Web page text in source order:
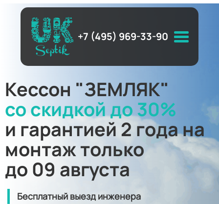
+7 (495) 969-33-90
Кессон "ЗЕМЛЯК"
со скидкой до 30%
и гарантией 2 года на
монтаж только
до 09 августа
Бесплатный выезд инженера